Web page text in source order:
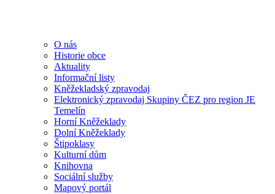
O nás
Historie obce
Aktuality
Informační listy
Kněžekladský zpravodaj
Elektronický zpravodaj Skupiny ČEZ pro region JE
Temelín
Horní Kněžeklady
Dolní Kněžeklady
Štipoklasy
Kulturní dům
Knihovna
Sociální služby
Mapový portál